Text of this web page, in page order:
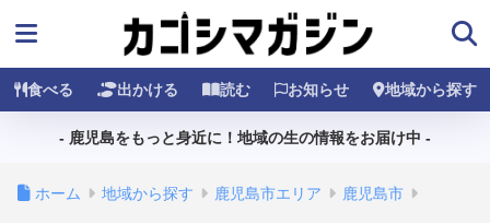
食べる 出かける 読む お知らせ 地域から探す
- 鹿児島をもっと身近に！地域の生の情報をお届け中 -
ホーム 地域から探す 鹿児島市エリア 鹿児島市